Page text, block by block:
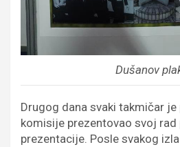
Dušanov
Drugog dana svaki takmičar
komisije prezentovao svoj
prezentacije. Posle svakog